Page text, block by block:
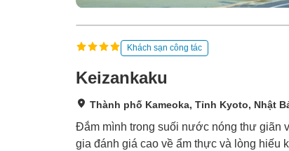
Khách sạn công tác
Keizankaku
Thành phố Kameoka, Tỉnh Kyoto, Nhật
Đắm mình trong suối nước nóng thư giãn
gia đánh giá cao về ẩm thực và lòng hiếu